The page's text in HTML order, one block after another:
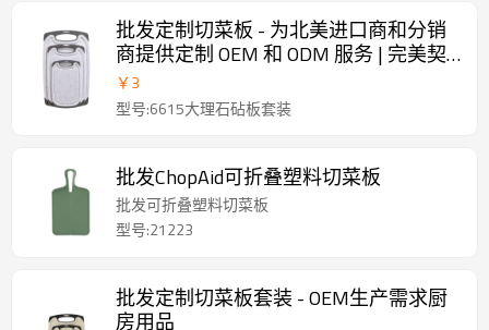
批发定制切菜板 - 为北美进口商和分销
商提供定制 OEM 和 ODM 服务 | 完美契
合您的零售系列
￥3
型号:6615大理石砧板套装
批发ChopAid可折叠塑料切菜板
批发可折叠塑料切菜板
型号:21223
批发定制切菜板套装 - OEM生产需求厨
房用品